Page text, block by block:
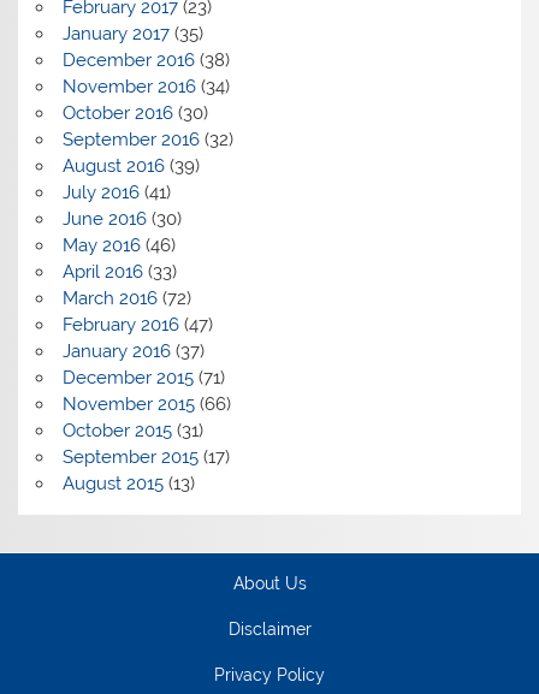
February 2017(23)
January 2017(35)
December 2016(38)
November 2016(34)
October 2016(30)
September 2016(32)
August 2016(39)
July 2016(41)
June 2016(30)
May 2016(46)
April 2016(33)
March 2016(72)
February 2016(47)
January 2016(37)
December 2015(71)
November 2015(66)
October 2015(31)
September 2015(17)
August 2015(13)
About Us
Disclaimer
Privacy Policy